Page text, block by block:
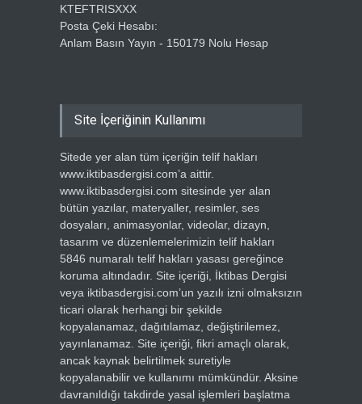
KTEFTRISXXX
Posta Çeki Hesabı:
Anlam Basın Yayın - 150179 Nolu Hesap
Site İçeriğinin Kullanımı
Sitede yer alan tüm içeriğin telif hakları
www.iktibasdergisi.com’a aittir.
www.iktibasdergisi.com sitesinde yer alan
bütün yazılar, materyaller, resimler, ses
dosyaları, animasyonlar, videolar, dizayn,
tasarım ve düzenlemelerimizin telif hakları
5846 numaralı telif hakları yasası gereğince
koruma altındadır. Site içeriği, İktibas Dergisi
veya iktibasdergisi.com’un yazılı izni olmaksızın
ticari olarak herhangi bir şekilde
kopyalanamaz, dağıtılamaz, değiştirilemez,
yayınlanamaz. Site içeriği, fikri amaçlı olarak,
ancak kaynak belirtilmek suretiyle
kopyalanabilir ve kullanımı mümkündür. Aksine
davranıldığı takdirde yasal işlemleri başlatma